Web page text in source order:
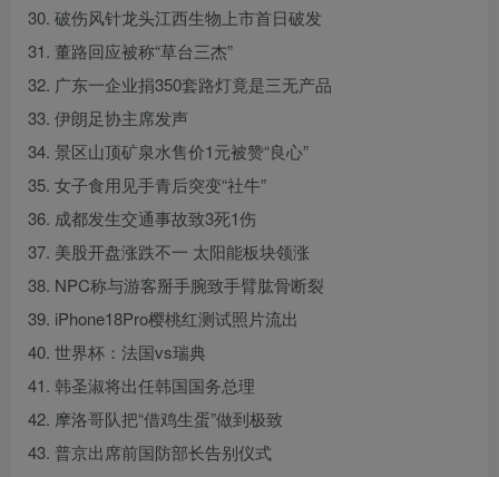
30. 破伤风针龙头江西生物上市首日破发
31. 董路回应被称“草台三杰”
32. 广东一企业捐350套路灯竟是三无产品
33. 伊朗足协主席发声
34. 景区山顶矿泉水售价1元被赞“良心”
35. 女子食用见手青后突变“社牛”
36. 成都发生交通事故致3死1伤
37. 美股开盘涨跌不一 太阳能板块领涨
38. NPC称与游客掰手腕致手臂肱骨断裂
39. iPhone18Pro樱桃红测试照片流出
40. 世界杯：法国vs瑞典
41. 韩圣淑将出任韩国国务总理
42. 摩洛哥队把“借鸡生蛋”做到极致
43. 普京出席前国防部长告别仪式